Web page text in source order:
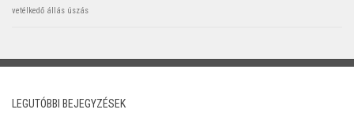
vetélkedő állás úszás
LEGUTÓBBI BEJEGYZÉSEK